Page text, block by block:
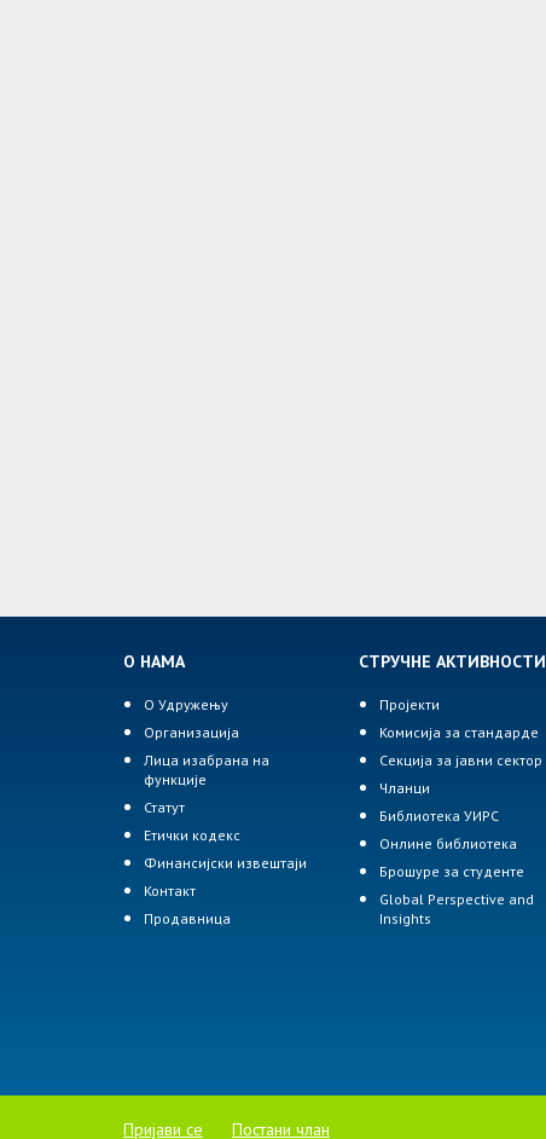
О НАМА
О Удружењу
Организација
Лица изабрана на
функције
Статут
Етички кодекс
Финансијски извештаји
Контакт
Продавница
СТРУЧНЕ АКТИВНОСТИ
Пројекти
Комисија за стандарде
Секција за јавни сектор
Чланци
Библиотека УИРС
Онлине библиотека
Брошуре за студенте
Global Perspective and
Insights
Пријави се Постани члан